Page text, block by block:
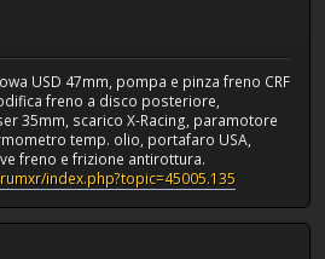
USD 47mm, pompa e pinza freno CRF
freno a disco posteriore,
35mm, scarico X-Racing, paramotore
temp. olio, portafaro USA,
freno e frizione antirottura.
index.php?topic=45005.135